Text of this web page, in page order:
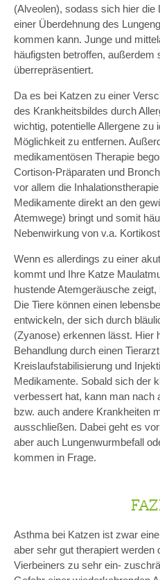
(Alveolen), sodass sich hier
einer Überdehnung des
kommen kann. Junge und
häufigsten betroffen, außerdem
überrepräsentiert.
Da es bei Katzen zu einer
des Krankheitsbildes durch
wichtig, potentielle Allergene zu
Möglichkeit zu entfernen.
medikamentösen Therapie
Cortison-Präparaten und
vor allem die
Medikamente direkt an den
Atemwege) bringt und somit
Nebenwirkung von v.a.
Wenn es allerdings zu einer
kommt und Ihre Katze
hustende Atemgeräusche
Die Tiere können einen
entwickeln, der sich durch
(Zyanose) erkennen lässt. Hier
Behandlung durch einen
Kreislaufstabilisierung und
Medikamente. Sobald sich der
verbessert hat, kann man nach
bzw. auch andere Krankheiten
ausschließen. Dabei geht es
aber auch Lungenwurmbefall
kommen in Frage.
Asthma bei Katzen ist zwar
aber sehr gut therapiert werden
Vierbeiners zu sehr ein‐